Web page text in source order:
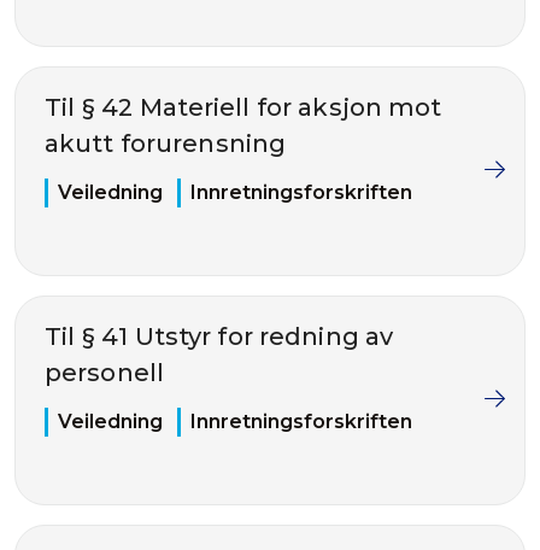
Til § 42 Materiell for aksjon mot
akutt forurensning
Veiledning Innretningsforskriften
Til § 41 Utstyr for redning av
personell
Veiledning Innretningsforskriften